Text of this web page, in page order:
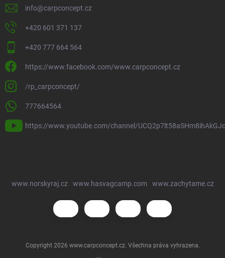
info@carpconcept.cz
+420 601 371 137
+420 777 664 564
https://www.facebook.com/www.carpconcept.cz
/rp_carpconcept/
777664564
https://www.youtube.com/channel/
www.norskyraj.cz www.hasvagcamp.com www.zachytame.cz
Copyright 2026 www.carpconcept.cz. Všechna práva vyhrazena.